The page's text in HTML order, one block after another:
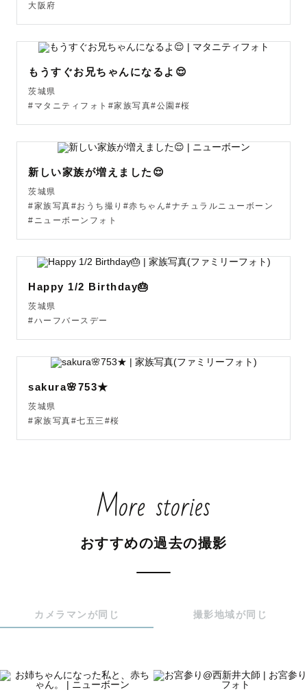
【とにかく！わたしは、家族写真が大大大好きです】
そんな想いで、日々シャッターを切っています。
当たり前の毎日を、未来のタカラモノにすること。
大切な人との愛おしい時間。
かけがえのないその瞬間を、未来に残すお手伝いをさせて
ください。
どんな瞬間も人生に一度きり。
ラブグラフと一緒に、“未来への宝物”を残しませんか？
撮影当日は、みんなでワンチームになって楽しみましょ
う！
【YUKiCHiってこんな人です】
1993年生まれの東京っ子、現在32歳！
最近はキックボクシング・ポケポケを始めました🥊
マタニティ期から、ニューボーン、お宮参り、お食い初
そのときにしかない「家族の愛」を写真にして、思い出
大阪府
もうすぐお兄ちゃんになるよ😌
茨城県
#マタニティフォト#家族写真#公園#桜
新しい家族が増えました😌
茨城県
#家族写真#おうち撮り#赤ちゃん#ナチュラルニューボーン
#ニューボーンフォト
Happy 1/2 Birthday🎂
茨城県
#ハーフバースデー
sakura🌸753★
茨城県
#家族写真#七五三#桜
More stories
おすすめの過去の撮影
カメラマンが同じ 撮影地域が同じ